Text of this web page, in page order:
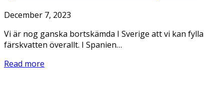
December 7, 2023
Vi är nog ganska bortskämda I Sverige att vi kan fylla
färskvatten överallt. I Spanien…
Read more